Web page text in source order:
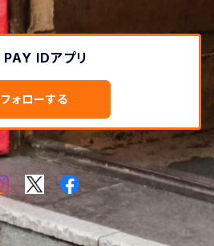
PAY IDアプリ
フォローする